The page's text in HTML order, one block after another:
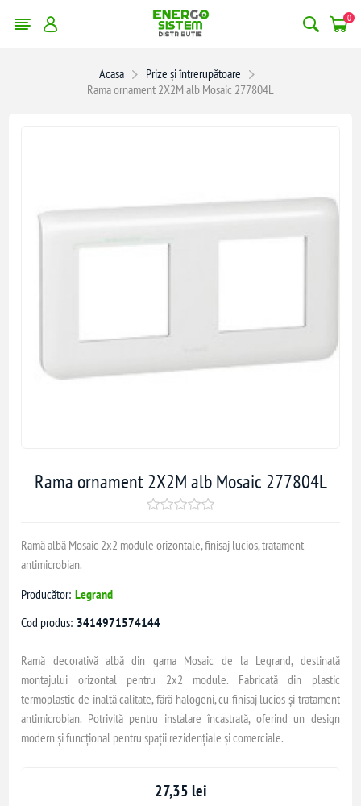
0
Acasa
Prize și întrerupătoare
Rama ornament 2X2M alb Mosaic 277804L
Rama ornament 2X2M alb Mosaic 277804L
Ramă albă Mosaic 2x2 module orizontale, finisaj lucios, tratament
antimicrobian.
Producător: Legrand
Cod produs: 3414971574144
Ramă decorativă albă din gama Mosaic de la Legrand, destinată
montajului orizontal pentru 2x2 module. Fabricată din plastic
termoplastic de înaltă calitate, fără halogeni, cu finisaj lucios și tratament
antimicrobian. Potrivită pentru instalare încastrată, oferind un design
modern și funcțional pentru spații rezidențiale și comerciale.
27,35 lei